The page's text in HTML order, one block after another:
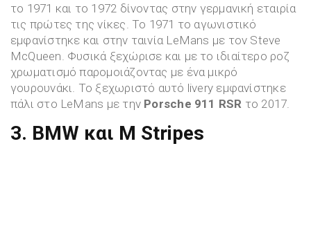
το 1971 και το 1972 δίνοντας στην γερμανική εταιρία
τις πρώτες της νίκες. Το 1971 το αγωνιστικό
εμφανίστηκε και στην ταινία LeMans με τον Steve
McQueen. Φυσικά ξεχώρισε και με το ιδιαίτερο ροζ
χρωματισμό παρομοιάζοντας με ένα μικρό
γουρουνάκι. Το ξεχωριστό αυτό livery εμφανίστηκε
πάλι στο LeMans με την Porsche 911 RSR το 2017.
3. BMW και M Stripes